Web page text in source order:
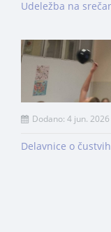
Udeležba na
Dodano: 4 jun. 2026
Delavnice o